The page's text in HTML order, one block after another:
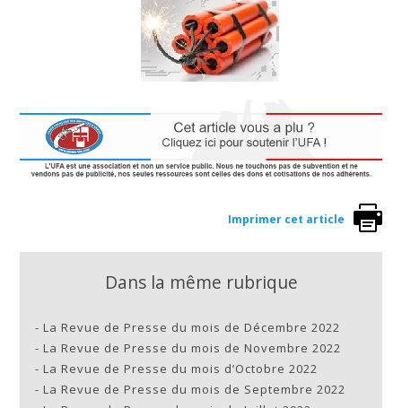
Imprimer cet article
Dans la même rubrique
-La Revue de Presse du mois de Décembre 2022
-La Revue de Presse du mois de Novembre 2022
-La Revue de Presse du mois d’Octobre 2022
-La Revue de Presse du mois de Septembre 2022